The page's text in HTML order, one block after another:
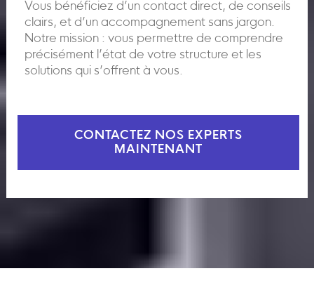
Vous bénéficiez d’un contact direct, de conseils
clairs, et d’un accompagnement sans jargon.
Notre mission : vous permettre de comprendre
précisément l’état de votre structure et les
solutions qui s’offrent à vous.
CONTACTEZ NOS EXPERTS
MAINTENANT